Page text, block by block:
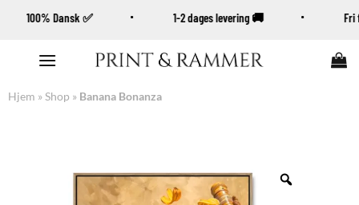
100% Dansk ✅ 1-2 dages levering 🚚
indhold
Hjem »Shop » Banana Bonanza